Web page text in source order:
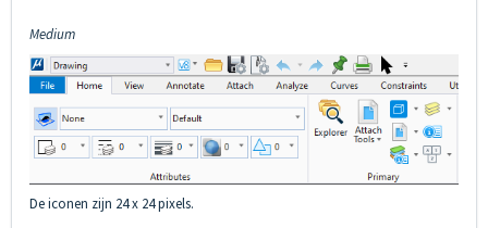
Medium
De iconen zijn 24 x 24 pixels.